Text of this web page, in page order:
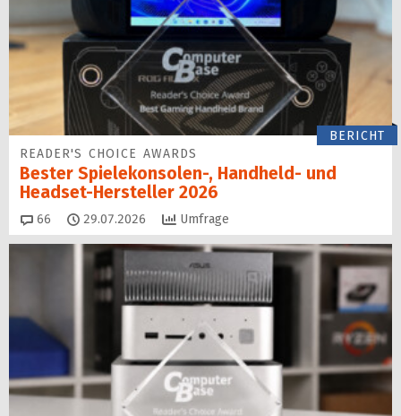
BERICHT
READER'S CHOICE AWARDS
Bester Spielekonsolen-, Handheld- und
Headset-Hersteller 2026
66 Kommentare
29.07.2026 Umfrage